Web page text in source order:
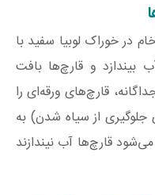
در خوراک لوبیا سفید با
و قارچ‌ها بافت
قارچ‌های ورقه‌ای را
جلوگیری از سیاه شدن) به
قارچ‌ها آب نیندازند